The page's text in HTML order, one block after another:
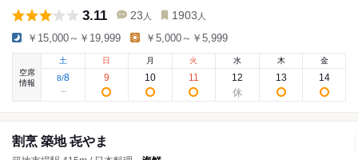
3.11 23 人 1903 人
￥15,000～￥19,999 ￥5,000～￥5,999
空席
情報
土
8/8
日
9
月
10
火
11
水
12
木
13
金
14
割烹 築地 㐂やま